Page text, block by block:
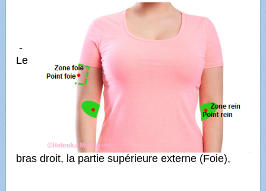
-
Le
bras droit, la partie supérieure externe (Foie),